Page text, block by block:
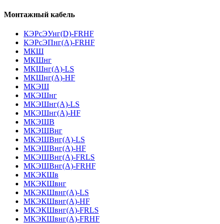
Монтажный кабель
КЭРсЭУнг(D)-FRHF
КЭРсЭПнг(А)-FRHF
МКШ
МКШнг
МКШнг(А)-LS
МКШнг(А)-HF
МКЭШ
МКЭШнг
МКЭШнг(А)-LS
МКЭШнг(А)-HF
МКЭШВ
МКЭШВнг
МКЭШВнг(А)-LS
МКЭШВнг(А)-HF
МКЭШВнг(А)-FRLS
МКЭШВнг(А)-FRHF
МКЭКШв
МКЭКШвнг
МКЭКШвнг(А)-LS
МКЭКШвнг(A)-HF
МКЭКШвнг(А)-FRLS
МКЭКШвнг(A)-FRHF